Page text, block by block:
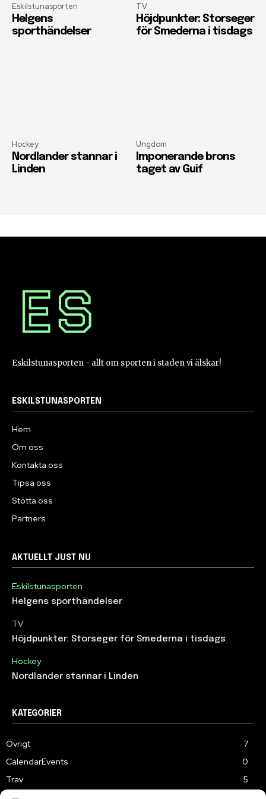
Eskilstunasporten
Helgens
sporthändelser
TV
Höjdpunkter: Storseger
för Smederna i tisdags
Hockey
Nordlander stannar i
Linden
Ungdom
Imponerande brons
taget av Guif
Eskilstunasporten - allt om sporten i staden vi älskar!
ESKILSTUNASPORTEN
Hem
Om oss
Kontakta oss
Tipsa oss
Stötta oss
Partners
AKTUELLT JUST NU
Eskilstunasporten
Helgens sporthändelser
TV
Höjdpunkter: Storseger för Smederna i tisdags
Hockey
Nordlander stannar i Linden
KATEGORIER
Övrigt
7
CalendarEvents
0
Trav
5